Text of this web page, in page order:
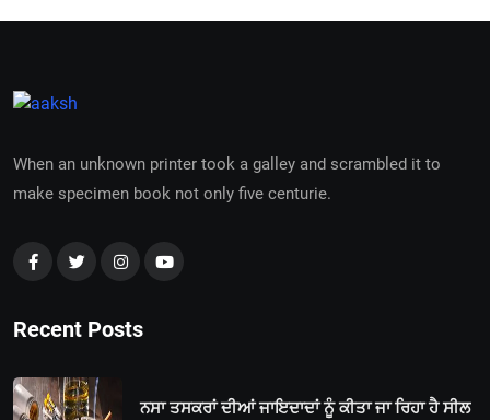
When an unknown printer took a galley and scrambled it to
make specimen book not only five centurie.
Recent Posts
ਨਸਾ ਤਸਕਰਾਂ ਦੀਆਂ ਜਾਇਦਾਦਾਂ ਨੂੰ ਕੀਤਾ ਜਾ ਰਿਹਾ ਹੈ ਸੀਲ